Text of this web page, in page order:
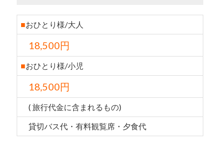
■おひとり様/大人
18,500円
■おひとり様/小児
18,500円
( 旅行代金に含まれるもの)
貸切バス代・有料観覧席・夕食代